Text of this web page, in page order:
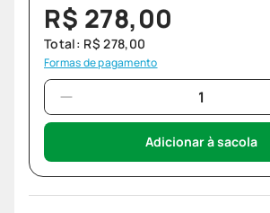
R$ 278,00
Total: R$ 278,00
Formas de pagamento
Adicionar à sacola